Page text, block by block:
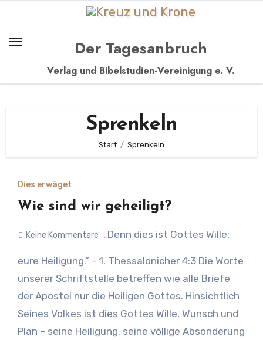
springen
Der Tagesanbruch
Verlag und Bibelstudien-Vereinigung e. V.
Sprenkeln
Start Sprenkeln
Dies erwäget
Wie sind wir geheiligt?
Keine Kommentare „Denn dies ist Gottes Wille:
eure Heiligung.“ – 1. Thessalonicher 4:3 Die Worte
unserer Schriftstelle betreffen wie alle Briefe
der Apostel nur die Heiligen Gottes. Hinsichtlich
Seines Volkes ist dies Gottes Wille, Wunsch und
Plan – seine Heiligung, seine völlige Absonderung